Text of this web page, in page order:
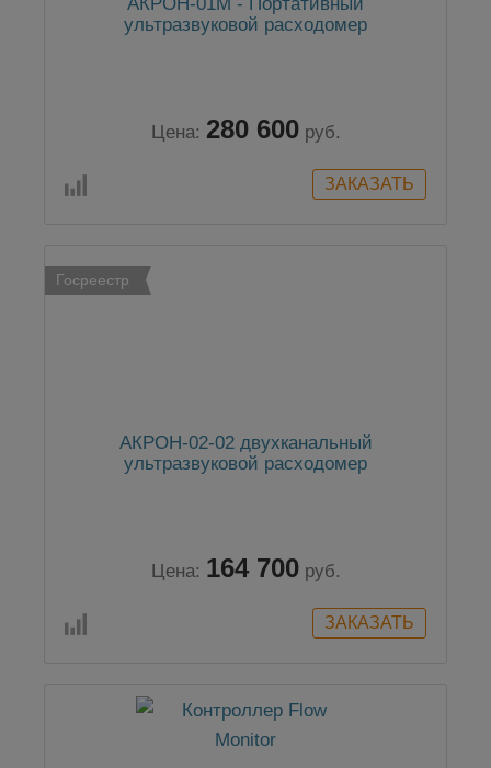
АКРОН-01М - Портативный
ультразвуковой расходомер
Цена: 280 600 руб.
Госреестр
АКРОН-02-02 двухканальный
ультразвуковой расходомер
Цена: 164 700 руб.